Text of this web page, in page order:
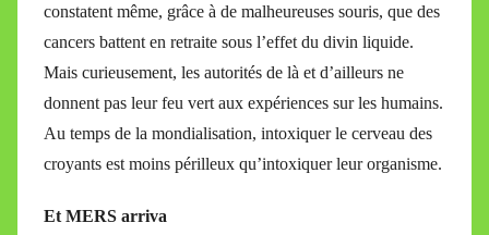
constatent même, grâce à de malheureuses souris, que des
cancers battent en retraite sous l’effet du divin liquide.
Mais curieusement, les autorités de là et d’ailleurs ne
donnent pas leur feu vert aux expériences sur les humains.
Au temps de la mondialisation, intoxiquer le cerveau des
croyants est moins périlleux qu’intoxiquer leur organisme.
Et MERS arriva